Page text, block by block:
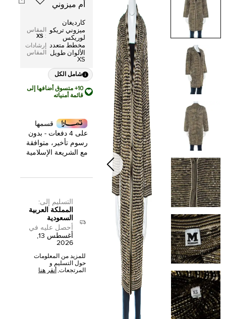
أم ميزوني
كارديغان
ميزوني تريكو
لوريكس
مخطط متعدد
الألوان طويل
XS
المقاس
:
XS
إرشادات
المقاس
شامل الكل
10+ متسوق أضافها إلى
قائمة أمنياته
قسمها
على 4 دفعات - بدون
رسوم تأخير، متوافقة
مع الشريعة الإسلامية
التسليم إلى:
المملكة العربية
السعودية
أحصل عليه في
أغسطس 13,
2026
للمزيد من المعلومات
حول التسليم و
المرتجعات, أنقر هنا